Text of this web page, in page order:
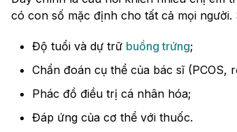
có con số mặc định cho tất cả mọi
Độ tuổi và dự trữ buồng trứng;
Chẩn đoán cụ thể của bác sĩ
Phác đồ điều trị cá nhân hóa;
Đáp ứng của cơ thể với thuốc.